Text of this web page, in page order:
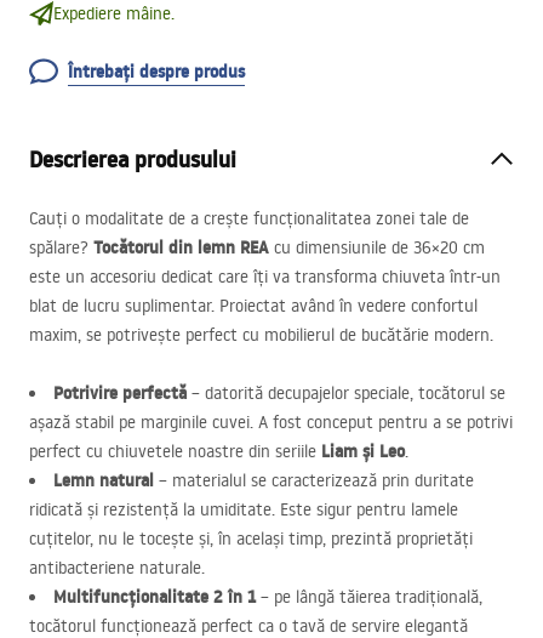
Expediere mâine.
Întrebați despre produs
Descrierea produsului
Cauți o modalitate de a crește funcționalitatea zonei tale de
spălare? Tocătorul din lemn REA cu dimensiunile de 36×20 cm
este un accesoriu dedicat care îți va transforma chiuveta într-un
blat de lucru suplimentar. Proiectat având în vedere confortul
maxim, se potrivește perfect cu mobilierul de bucătărie modern.
Potrivire perfectă – datorită decupajelor speciale, tocătorul se
așază stabil pe marginile cuvei. A fost conceput pentru a se potrivi
perfect cu chiuvetele noastre din seriile Liam și Leo.
Lemn natural – materialul se caracterizează prin duritate
ridicată și rezistență la umiditate. Este sigur pentru lamele
cuțitelor, nu le tocește și, în același timp, prezintă proprietăți
antibacteriene naturale.
Multifuncționalitate 2 în 1– pe lângă tăierea tradițională,
tocătorul funcționează perfect ca o tavă de servire elegantă